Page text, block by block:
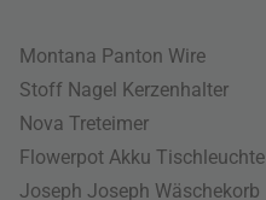
Montana Panton Wire
Stoff Nagel Kerzenhalter
Nova Treteimer
Flowerpot Akku Tischleuchte
Joseph Joseph Wäschekorb